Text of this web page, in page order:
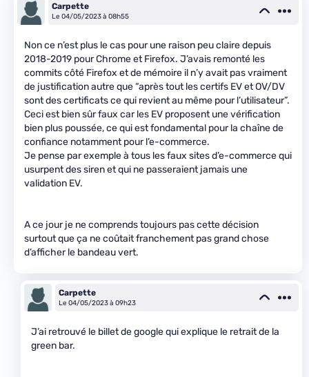
Carpette
Le 04/05/2023 à 08h55
Non ce n’est plus le cas pour une raison peu claire depuis
2018-2019 pour Chrome et Firefox. J’avais remonté les
commits côté Firefox et de mémoire il n’y avait pas vraiment
de justification autre que “après tout les certifs EV et OV/DV
sont des certificats ce qui revient au même pour l’utilisateur”.
Ceci est bien sûr faux car les EV proposent une vérification
bien plus poussée, ce qui est fondamental pour la chaîne de
confiance notamment pour l’e-commerce.
Je pense par exemple à tous les faux sites d’e-commerce qui
usurpent des siren et qui ne passeraient jamais une
validation EV.
A ce jour je ne comprends toujours pas cette décision
surtout que ça ne coûtait franchement pas grand chose
d’afficher le bandeau vert.
Carpette
Le 04/05/2023 à 09h23
J’ai retrouvé le billet de google qui explique le retrait de la
green bar.